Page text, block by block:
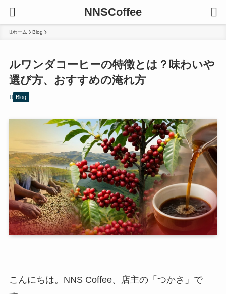
NNSCoffee
ホーム Blog
ルワンダコーヒーの特徴とは？味わいや
選び方、おすすめの淹れ方
Blog
こんにちは。NNS Coffee、店主の「つかさ」で